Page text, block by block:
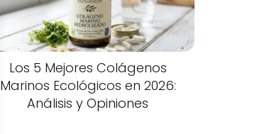
Los 5 Mejores Colágenos
Marinos Ecológicos en 2026:
Análisis y Opiniones